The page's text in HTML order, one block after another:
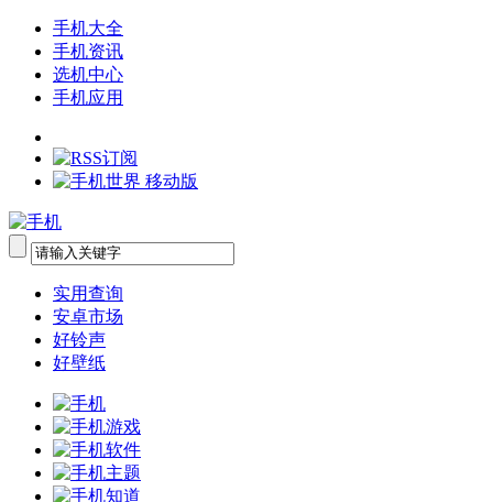
手机大全
手机资讯
选机中心
手机应用
实用查询
安卓市场
好铃声
好壁纸